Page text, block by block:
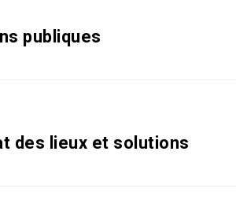
publiques
des lieux et solutions